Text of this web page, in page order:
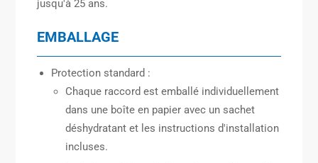
jusqu'à 25 ans.
EMBALLAGE
Protection standard :
Chaque raccord est emballé individuellement
dans une boîte en papier avec un sachet
déshydratant et les instructions d'installation
incluses.